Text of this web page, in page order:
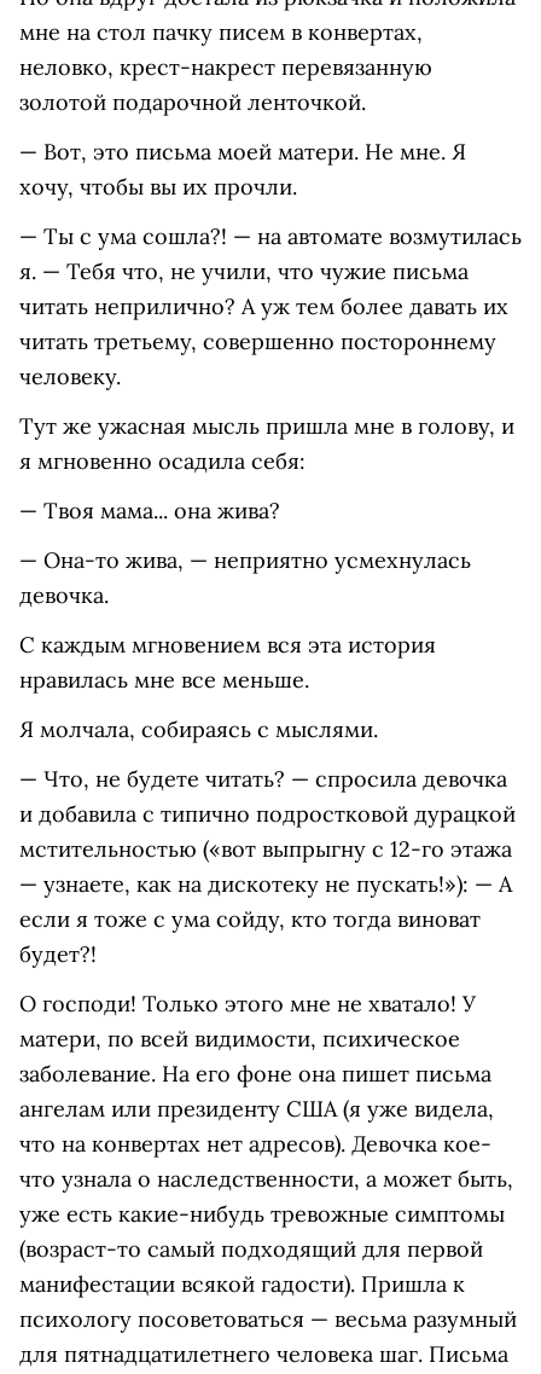
мне на стол пачку писем в конвертах,
неловко, крест-накрест перевязанную
золотой подарочной ленточкой.
— Вот, это письма моей матери. Не мне. Я
хочу, чтобы вы их прочли.
— Ты с ума сошла?! — на автомате возмутилась
я. — Тебя что, не учили, что чужие письма
читать неприлично? А уж тем более давать их
читать третьему, совершенно постороннему
человеку.
Тут же ужасная мысль пришла мне в голову, и
я мгновенно осадила себя:
— Твоя мама... она жива?
— Она-то жива, — неприятно усмехнулась
девочка.
С каждым мгновением вся эта история
нравилась мне все меньше.
Я молчала, собираясь с мыслями.
— Что, не будете читать? — спросила девочка
и добавила с типично подростковой дурацкой
мстительностью («вот выпрыгну с 12-го этажа
— узнаете, как на дискотеку не пускать!»): — А
если я тоже с ума сойду, кто тогда виноват
будет?!
О господи! Только этого мне не хватало! У
матери, по всей видимости, психическое
заболевание. На его фоне она пишет письма
ангелам или президенту США (я уже видела,
что на конвертах нет адресов). Девочка кое-
что узнала о наследственности, а может быть,
уже есть какие-нибудь тревожные симптомы
(возраст-то самый подходящий для первой
манифестации всякой гадости). Пришла к
психологу посоветоваться — весьма разумный
для пятнадцатилетнего человека шаг. Письма